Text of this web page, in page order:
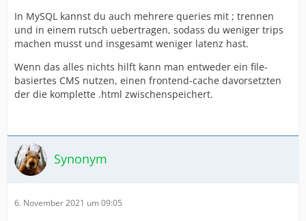
In MySQL kannst du auch mehrere queries mit ; trennen
und in einem rutsch uebertragen, sodass du weniger trips
machen musst und insgesamt weniger latenz hast.
Wenn das alles nichts hilft kann man entweder ein file-
basiertes CMS nutzen, einen frontend-cache davorsetzten
der die komplette .html zwischenspeichert.
Synonym
6. November 2021 um 09:05